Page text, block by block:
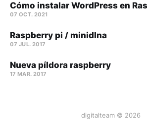
Cómo instalar WordPress en
07 OCT. 2021
Raspberry pi / minidlna
07 JUL. 2017
Nueva píldora raspberry
17 MAR. 2017
digitalteam © 2026